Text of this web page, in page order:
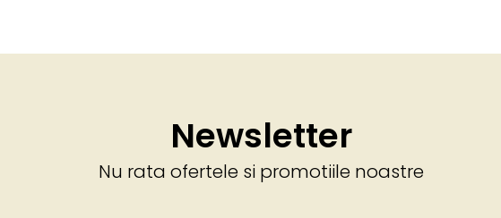
Newsletter
Nu rata ofertele si promotiile noastre